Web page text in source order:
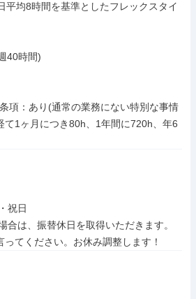
均8時間を基準としたフレックスタイ
40時間)
項：あり(通常の業務にない特別な事情
て1ヶ月につき80h、1年間に720h、年6
祝日
は、振替休日を取得いただきます。
てください。お休み調整します！